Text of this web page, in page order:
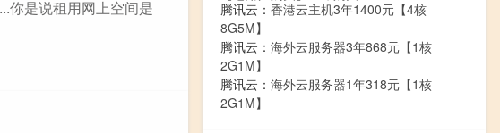
你是说租用网上空间是
腾讯云： 香港云主机3年1400元【4核
8G5M】
腾讯云： 海外云服务器3年868元【1核
2G1M】
腾讯云： 海外云服务器1年318元【1核
2G1M】